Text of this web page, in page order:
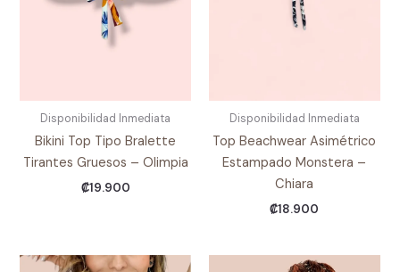
Disponibilidad Inmediata
Bikini Top Tipo Bralette
Tirantes Gruesos – Olimpia
₡19.900
Disponibilidad Inmediata
Top Beachwear Asimétrico
Estampado Monstera –
Chiara
₡18.900